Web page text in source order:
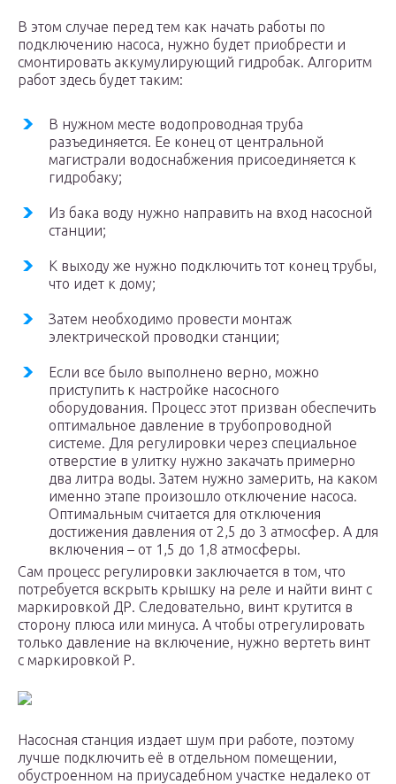
В этом случае перед тем как начать работы по
подключению насоса, нужно будет приобрести и
смонтировать аккумулирующий гидробак. Алгоритм
работ здесь будет таким:
В нужном месте водопроводная труба
разъединяется. Ее конец от центральной
магистрали водоснабжения присоединяется к
гидробаку;
Из бака воду нужно направить на вход насосной
станции;
К выходу же нужно подключить тот конец трубы,
что идет к дому;
Затем необходимо провести монтаж
электрической проводки станции;
Если все было выполнено верно, можно
приступить к настройке насосного
оборудования. Процесс этот призван обеспечить
оптимальное давление в трубопроводной
системе. Для регулировки через специальное
отверстие в улитку нужно закачать примерно
два литра воды. Затем нужно замерить, на каком
именно этапе произошло отключение насоса.
Оптимальным считается для отключения
достижения давления от 2,5 до 3 атмосфер. А для
включения – от 1,5 до 1,8 атмосферы.
Сам процесс регулировки заключается в том, что
потребуется вскрыть крышку на реле и найти винт с
маркировкой ДР. Следовательно, винт крутится в
сторону плюса или минуса. А чтобы отрегулировать
только давление на включение, нужно вертеть винт
с маркировкой Р.
Насосная станция издает шум при работе, поэтому
лучше подключить её в отдельном помещении,
обустроенном на приусадебном участке недалеко от